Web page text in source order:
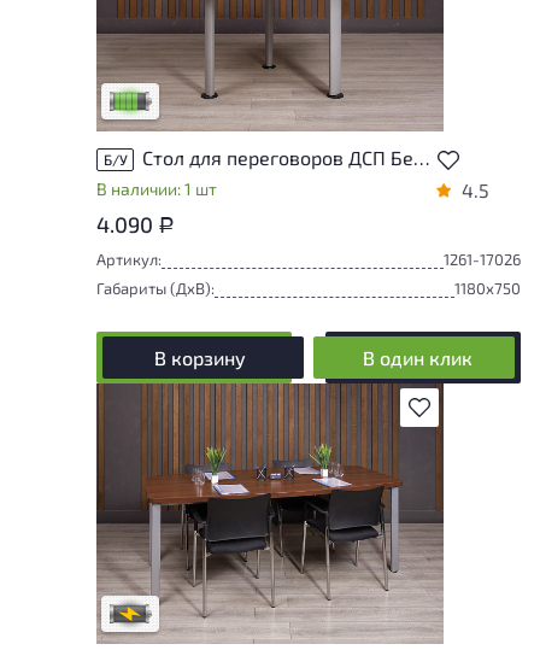
У товара присутствуют незначительные
следы эксплуатации, не влияющие на
удобство его использования
Низкая степень износа
Б/У
В наличии: 1 шт 4.5
4.090 Р
Артикул:
1261-17026
Габариты (ДxВ):
1180x750
В корзину В один клик
В избранное
Степень износа находится на стадии
проверки. Вы можете уточнить
дополнительную информацию у
сотрудников магазина
В обработке